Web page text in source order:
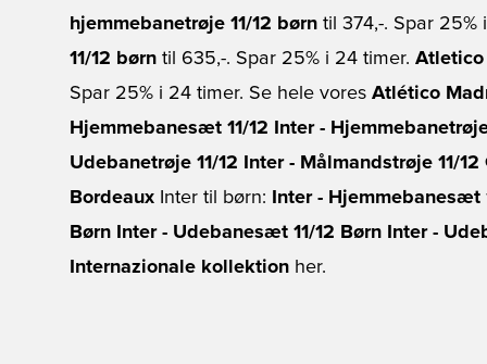
hjemmebanetrøje 11/12 børn til 374,-. Spar
11/12 børn til 635,-. Spar 25% i 24 timer. Atletico
Spar 25% i 24 timer. Se hele vores Atlético
Hjemmebanesæt 11/12
Inter -
Udebanetrøje 11/12
Inter - Målmandstrøje 11/12
Bordeaux Inter til børn:
Inter - Hjemmebanesæt
Børn
Inter - Udebanesæt 11/12 Børn
Inter -
Internazionale kollektion her.